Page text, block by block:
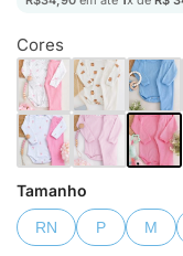
Cores
Tamanho
RN P M